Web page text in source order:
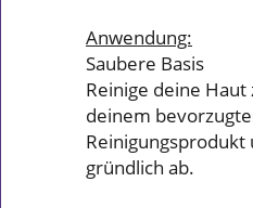
Anwendung:
Saubere Basis
Reinige deine
deinem
Reinigungsprodukt
gründlich ab.